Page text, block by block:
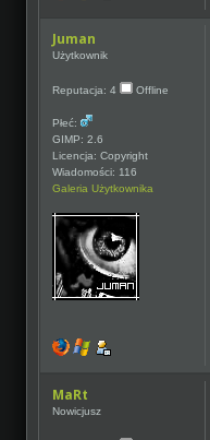
Juman
Użytkownik
Reputacja: 4 Offline
Płeć:
GIMP: 2.6
Licencja: Copyright
Wiadomości: 116
Galeria Użytkownika
MaRt
Nowicjusz